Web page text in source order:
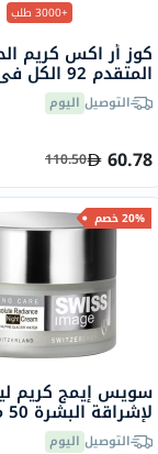
+3000 طلب
كوز أر اكس كريم
المتقدم 92
100 ملالتوصيل اليوم
60.78
110.50
20% خصم
سويس إيمج كريم
لإشراقة البشرة 50 مل
التوصيل اليوم